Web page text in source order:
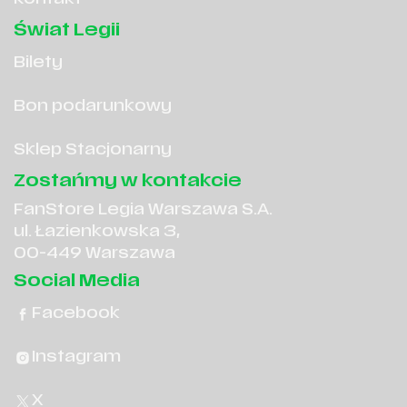
Świat Legii
Bilety
Bon podarunkowy
Sklep Stacjonarny
Zostańmy w kontakcie
FanStore Legia Warszawa S.A.
ul. Łazienkowska 3,
00-449 Warszawa
Social Media
Facebook
Instagram
X